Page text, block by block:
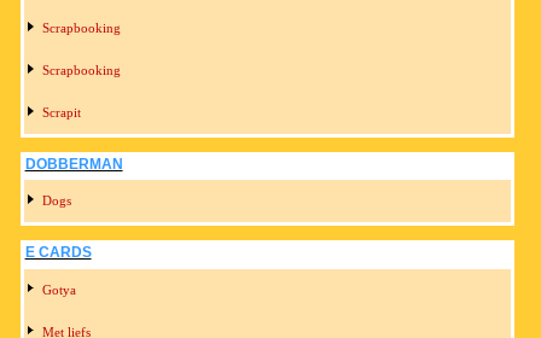
Scrapbooking
Scrapbooking
Scrapit
DOBBERMAN
Dogs
E CARDS
Gotya
Met liefs